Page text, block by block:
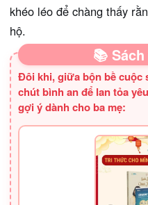
khéo léo để chàng thấy
hộ.
📚
Đôi khi, giữa bộn bề cuộc
chút bình an để lan tỏa
gợi ý dành cho ba mẹ: